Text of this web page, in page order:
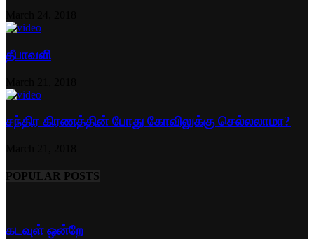
தீபாவளி
சந்திர கிரணத்தின் போது கோவிலுக்கு செல்லலாமா?
POPULAR POSTS
கடவுள் ஒன்றே